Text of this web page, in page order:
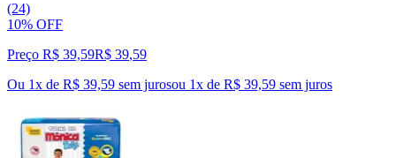
(24)
10% OFF
Preço R$ 39,59R$ 39,59
Ou 1x de R$ 39,59 sem jurosou 1x de R$ 39,59 sem juros